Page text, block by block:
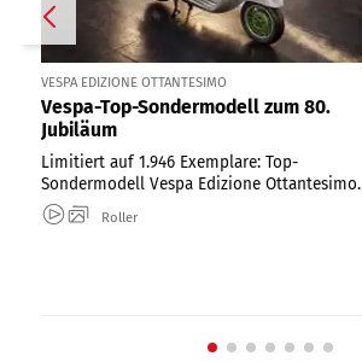
VESPA EDIZIONE OTTANTESIMO
Vespa-Top-Sondermodell zum 80.
Jubiläum
Limitiert auf 1.946 Exemplare: Top-
Sondermodell Vespa Edizione Ottantesimo.
Roller